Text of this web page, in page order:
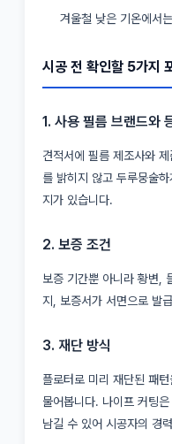
겨울철 낮은 기온에서
시공 전 확인할 5가지
1. 사용 필름 브랜드와
견적서에 필름 제조사와
를 밝히지 않고 두루뭉술
지가 있습니다.
2. 보증 조건
보증 기간뿐 아니라 황변,
지, 보증서가 서면으로 발
3. 재단 방식
플로터로 미리 재단된 패
물어봅니다. 나이프 커팅
남길 수 있어 시공자의 경